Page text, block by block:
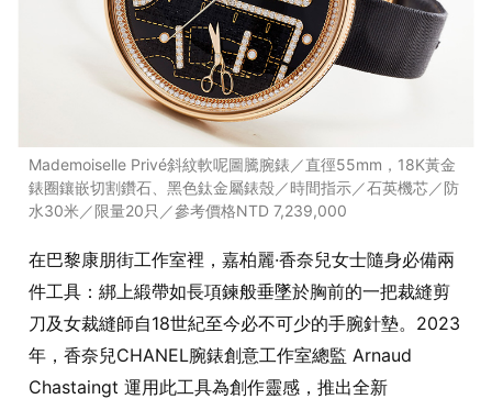
Mademoiselle Privé斜紋軟呢圖騰腕錶／直徑55mm，18K黃金
錶圈鑲嵌切割鑽石、黑色鈦金屬錶殼／時間指示／石英機芯／防
水30米／限量20只／參考價格NTD 7,239,000
在巴黎康朋街工作室裡，嘉柏麗·香奈兒女士隨身必備兩
件工具：綁上緞帶如長項鍊般垂墜於胸前的一把裁縫剪
刀及女裁縫師自18世紀至今必不可少的手腕針墊。2023
年，香奈兒CHANEL腕錶創意工作室總監 Arnaud
Chastaingt 運用此工具為創作靈感，推出全新